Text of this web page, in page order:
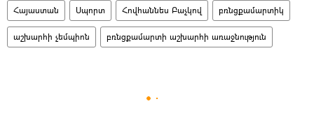
Հայաստան Սպորտ Հովհաննես Բաչկով բռնցքամարտիկ
աշխարհի չեմպիոն բռնցքամարտի աշխարհի առաջնություն